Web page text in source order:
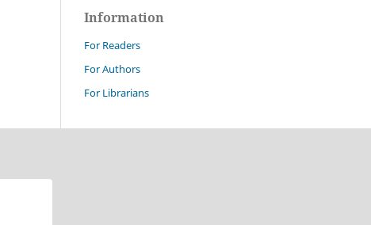
Information
For Readers
For Authors
For Librarians